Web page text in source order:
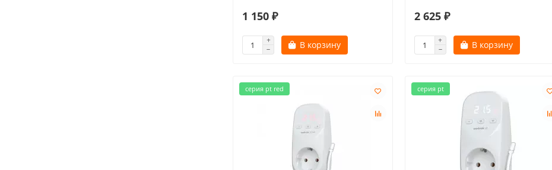
1 150 ₽
В корзину
2 625 ₽
В корзину
серия pt red серия pt